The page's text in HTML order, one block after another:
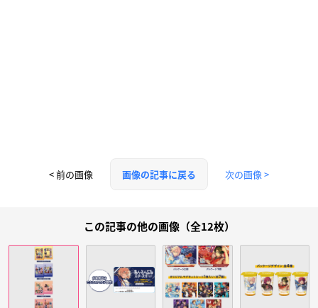
< 前の画像 画像の記事に戻る 次の画像 >
この記事の他の画像（全12枚）